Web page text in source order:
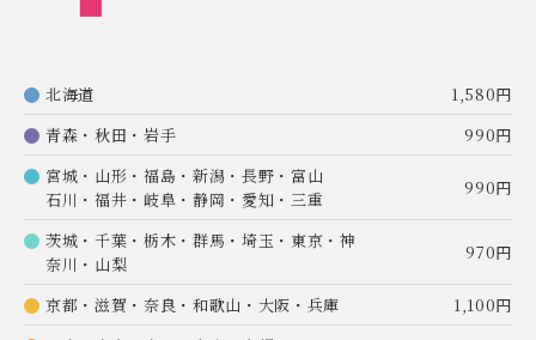
北海道
1,580円
青森・秋田・岩手
990円
宮城・山形・福島・新潟・長野・富山
石川・福井・岐阜・静岡・愛知・三重
990円
茨城・千葉・栃木・群馬・埼玉・東京・神
奈川・山梨
970円
京都・滋賀・奈良・和歌山・大阪・兵庫
1,100円